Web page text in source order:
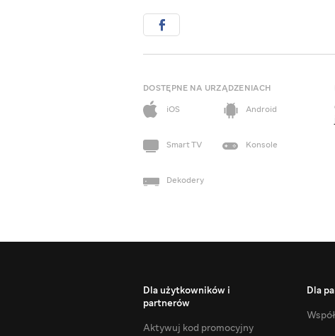
DOSTĘPNE NA URZĄDZENIACH
iOS
Android
Smart TV Konsole
Dekodery
Dla użytkowników i
partnerów
Aktywuj kod promocyjny
Dla